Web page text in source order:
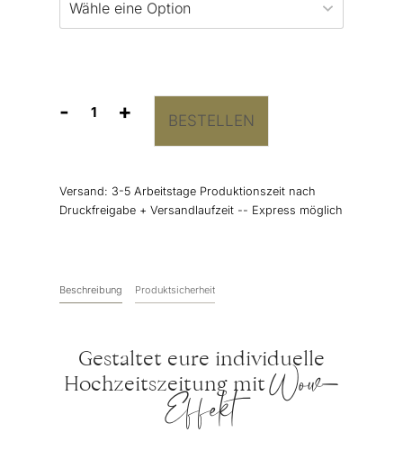
-
Hochzeitszeitung
+ BESTELLEN
Versand: 3-5 Arbeitstage Produktionszeit nach
Druckfreigabe + Versandlaufzeit -- Express möglich
Beschreibung Produktsicherheit
Gestaltet eure individuelle
Hochzeitszeitung mit Wow-
Effekt